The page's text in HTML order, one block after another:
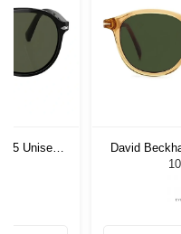
55 Unisex
David